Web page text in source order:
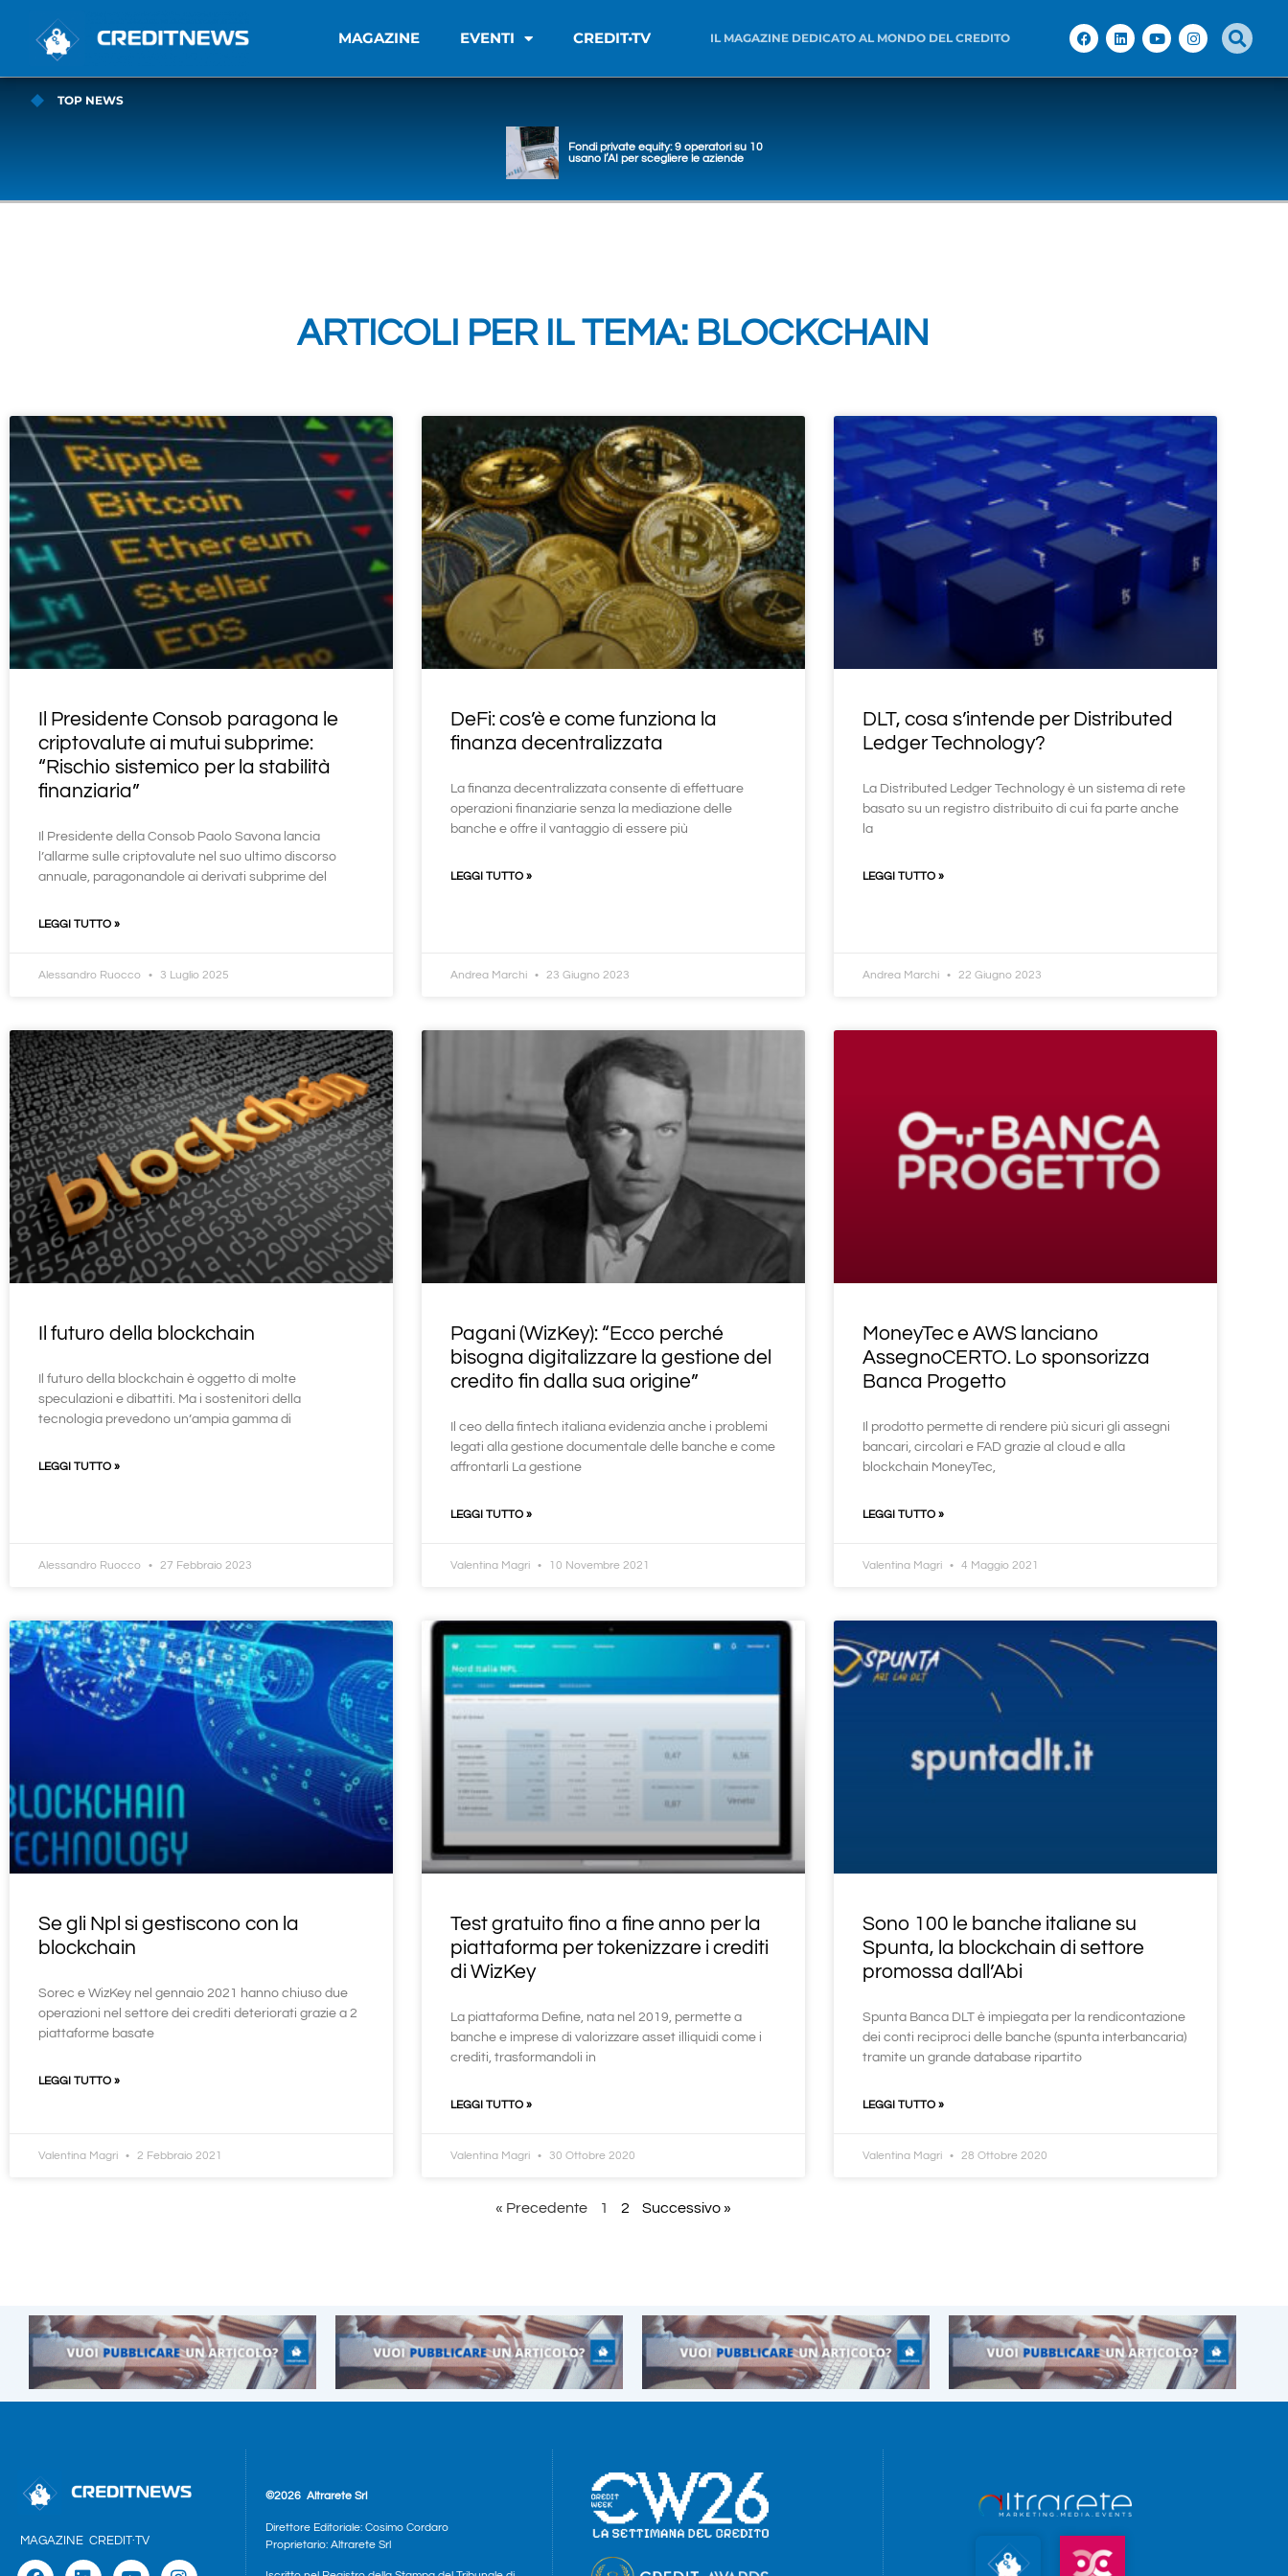
MAGAZINE EVENTI CREDIT•TV IL MAGAZINE DEDICATO AL MONDO DEL CREDITO
TOP NEWS
Fondi private equity: 9 operatori su 10
usano l’AI per scegliere le aziende
ARTICOLI PER IL TEMA: BLOCKCHAIN
Il Presidente Consob paragona le
criptovalute ai mutui subprime:
“Rischio sistemico per la stabilità
finanziaria”
Il Presidente della Consob Paolo Savona lancia
l’allarme sulle criptovalute nel suo ultimo discorso
annuale, paragonandole ai derivati subprime del
LEGGI TUTTO »
Alessandro Ruocco 3 Luglio 2025
DeFi: cos’è e come funziona la
finanza decentralizzata
La finanza decentralizzata consente di effettuare
operazioni finanziarie senza la mediazione delle
banche e offre il vantaggio di essere più
LEGGI TUTTO »
Andrea Marchi 23 Giugno 2023
DLT, cosa s’intende per Distributed
Ledger Technology?
La Distributed Ledger Technology è un sistema di rete
basato su un registro distribuito di cui fa parte anche
la
LEGGI TUTTO »
Andrea Marchi 22 Giugno 2023
Il futuro della blockchain
Il futuro della blockchain è oggetto di molte
speculazioni e dibattiti. Ma i sostenitori della
tecnologia prevedono un’ampia gamma di
LEGGI TUTTO »
Alessandro Ruocco 27 Febbraio 2023
Pagani (WizKey): “Ecco perché
bisogna digitalizzare la gestione del
credito fin dalla sua origine”
Il ceo della fintech italiana evidenzia anche i problemi
legati alla gestione documentale delle banche e come
affrontarli La gestione
LEGGI TUTTO »
Valentina Magri 10 Novembre 2021
MoneyTec e AWS lanciano
AssegnoCERTO. Lo sponsorizza
Banca Progetto
Il prodotto permette di rendere più sicuri gli assegni
bancari, circolari e FAD grazie al cloud e alla
blockchain MoneyTec,
LEGGI TUTTO »
Valentina Magri 4 Maggio 2021
Se gli Npl si gestiscono con la
blockchain
Sorec e WizKey nel gennaio 2021 hanno chiuso due
operazioni nel settore dei crediti deteriorati grazie a 2
piattaforme basate
LEGGI TUTTO »
Valentina Magri 2 Febbraio 2021
Test gratuito fino a fine anno per la
piattaforma per tokenizzare i crediti
di WizKey
La piattaforma Define, nata nel 2019, permette a
banche e imprese di valorizzare asset illiquidi come i
crediti, trasformandoli in
LEGGI TUTTO »
Valentina Magri 30 Ottobre 2020
Sono 100 le banche italiane su
Spunta, la blockchain di settore
promossa dall’Abi
Spunta Banca DLT è impiegata per la rendicontazione
dei conti reciproci delle banche (spunta interbancaria)
tramite un grande database ripartito
LEGGI TUTTO »
Valentina Magri 28 Ottobre 2020
« Precedente 1 2 Successivo »
MAGAZINE CREDIT·TV
©2026 Altrarete Srl
Direttore Editoriale: Cosimo Cordaro
Proprietario: Altrarete Srl